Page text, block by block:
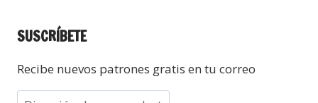
SUSCRÍBETE
Recibe nuevos patrones gratis en tu correo